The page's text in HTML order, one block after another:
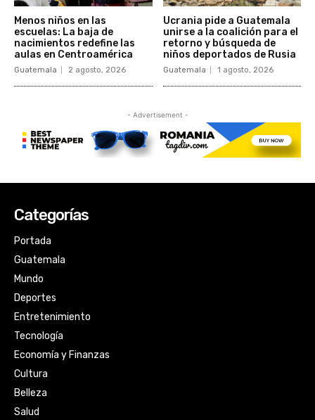
Categorías
Portada
Guatemala
Mundo
Deportes
Entretenimiento
Tecnología
Economía y Finanzas
Cultura
Belleza
Salud